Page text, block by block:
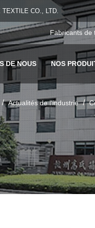
CO., LTD.
Fabricants de
DE NOUS NOS
/ Actualités de l'industrie /